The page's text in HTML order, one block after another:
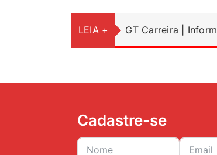
LEIA + GT Carreira |
Cadastre-se